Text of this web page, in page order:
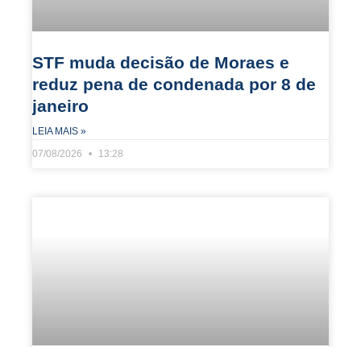
STF muda decisão de Moraes e
reduz pena de condenada por 8 de
janeiro
LEIA MAIS »
07/08/2026
13:28